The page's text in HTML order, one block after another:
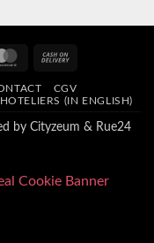
MasterCard
Delivery
CGV
(IN ENGLISH)
by Cityzeum & Rue24
Cookie Banner